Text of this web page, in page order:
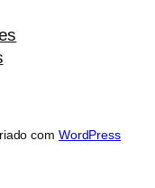
com WordPress